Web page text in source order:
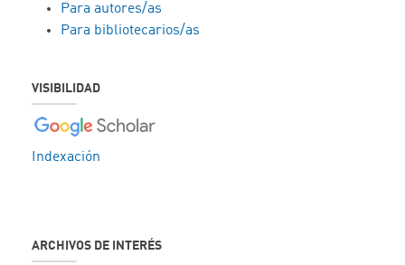
Para autores/as
Para bibliotecarios/as
VISIBILIDAD
Indexación
ARCHIVOS DE INTERÉS